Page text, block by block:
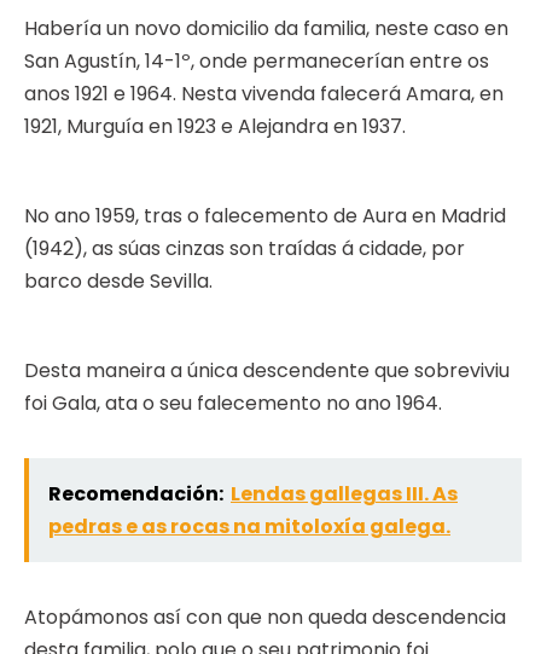
Habería un novo domicilio da familia, neste caso en
San Agustín, 14-1º, onde permanecerían entre os
anos 1921 e 1964. Nesta vivenda falecerá Amara, en
1921, Murguía en 1923 e Alejandra en 1937.
No ano 1959, tras o falecemento de Aura en Madrid
(1942), as súas cinzas son traídas á cidade, por
barco desde Sevilla.
Desta maneira a única descendente que sobreviviu
foi Gala, ata o seu falecemento no ano 1964.
Recomendación: Lendas gallegas III. As
pedras e as rocas na mitoloxía galega.
Atopámonos así con que non queda descendencia